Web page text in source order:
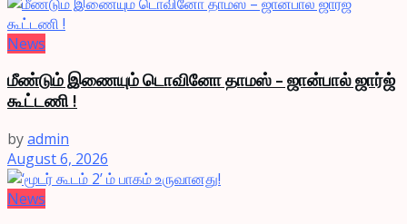
News
மீண்டும் இணையும் டொவினோ தாமஸ் – ஜான்பால் ஜார்ஜ்
கூட்டணி !
byadmin
August 6, 2026
News